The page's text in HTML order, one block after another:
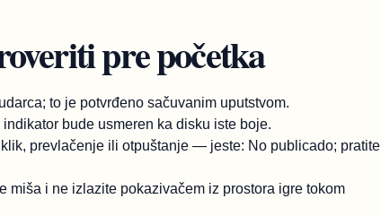
pre početka
to je potvrđeno sačuvanim uputstvom.
bude usmeren ka disku iste boje.
prevlačenje ili otpuštanje — jeste: No publicado; pratite
miša i ne izlazite pokazivačem iz prostora igre tokom